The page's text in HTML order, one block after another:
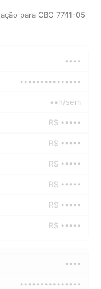
para CBO 7741-05
••••
•••••••••••••••
••h/sem
R$ •••••
R$ •••••
R$ •••••
R$ •••••
R$ •••••
R$ •••••
••••
•••••••••••••••